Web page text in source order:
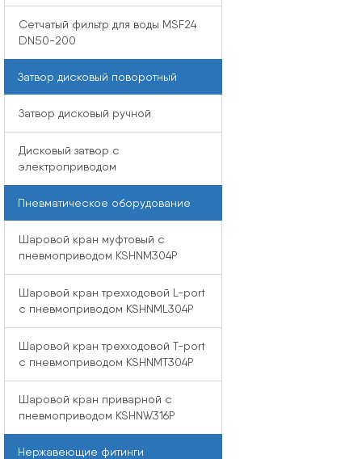
Сетчатый фильтр для воды MSF24
DN50-200
Затвор дисковый поворотный
Затвор дисковый ручной
Дисковый затвор с
электроприводом
Пневматическое оборудование
Шаровой кран муфтовый с
пневмоприводом KSHNM304P
Шаровой кран трехходовой L-port
с пневмоприводом KSHNML304P
Шаровой кран трехходовой T-port
с пневмоприводом KSHNMT304P
Шаровой кран приварной с
пневмоприводом KSHNW316P
Нержавеющие фитинги